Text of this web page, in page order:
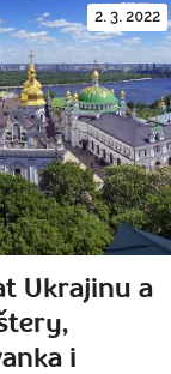
2. 3. 2022
Ukrajinu a
i